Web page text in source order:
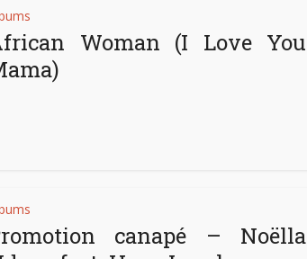
Woman (I Love You
canapé – Noëlla